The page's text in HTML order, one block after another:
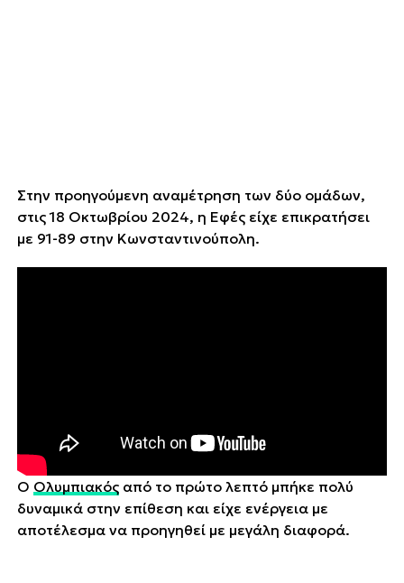
Στην προηγούμενη αναμέτρηση των δύο ομάδων,
στις 18 Οκτωβρίου 2024, η Εφές είχε επικρατήσει
με 91-89 στην Κωνσταντινούπολη.
Ο Ολυμπιακόςαπό το πρώτο λεπτό μπήκε πολύ
δυναμικά στην επίθεση και είχε ενέργεια με
αποτέλεσμα να προηγηθεί με μεγάλη διαφορά.